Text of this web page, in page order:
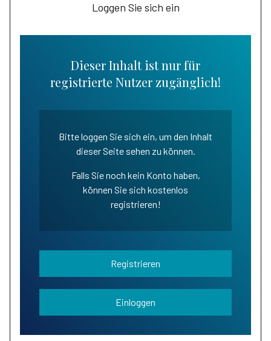
Loggen Sie sich ein
Dieser Inhalt ist nur für
registrierte Nutzer zugänglich!
Bitte loggen Sie sich ein, um den Inhalt
dieser Seite sehen zu können.
Falls Sie noch kein Konto haben,
können Sie sich kostenlos
registrieren!
Registrieren
Einloggen